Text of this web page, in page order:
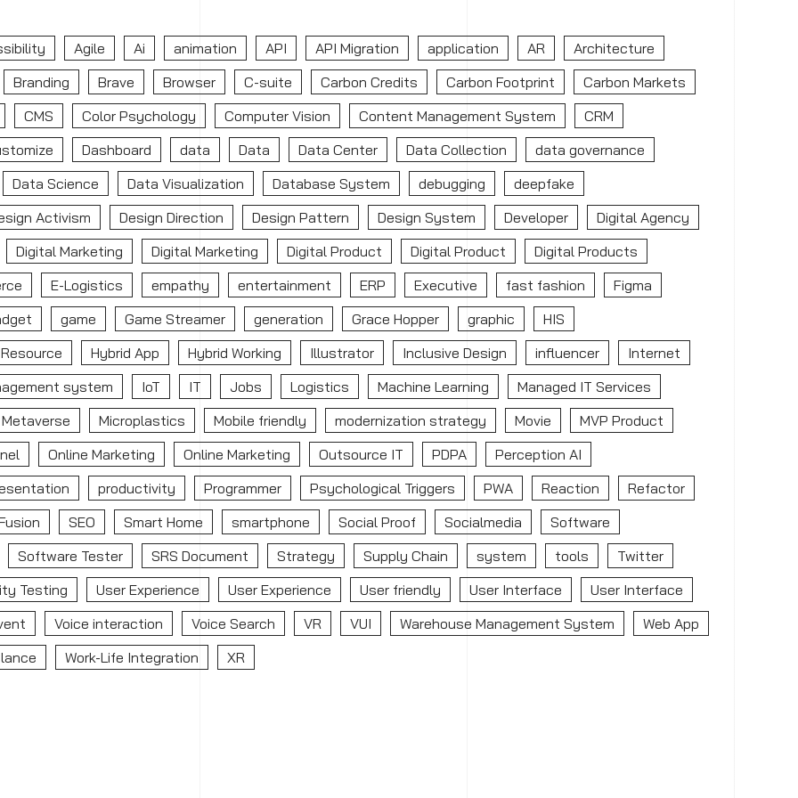
Agile Ai animation API API Migration application AR
Architecture
Branding
Brave Browser C-suite Carbon Credits Carbon Footprint
Carbon Markets
CMS
Color Psychology Computer Vision Content Management System
CRM
Dashboard data Data Data Center Data Collection
data governance
Data Science
Data Visualization Database System debugging
deepfake
Activism
Design Direction Design Pattern Design System Developer
Digital Agency
Digital Marketing
Digital Marketing Digital Product Digital Product
Digital Products
E-Logistics empathy entertainment ERP Executive fast fashion
Figma
game Game Streamer generation Grace Hopper graphic
HIS
Hybrid App Hybrid Working Illustrator Inclusive Design influencer
Internet
system
IoT IT Jobs Logistics Machine Learning
Managed IT Services
Metaverse
Microplastics Mobile friendly modernization strategy Movie
MVP Product
Online Marketing Online Marketing Outsource IT PDPA
Perception AI
productivity Programmer Psychological Triggers PWA Reaction
Refactor
SEO Smart Home smartphone Social Proof Socialmedia
Software
Software Tester
SRS Document Strategy Supply Chain system tools
Twitter
Testing
User Experience User Experience User friendly User Interface
User Interface
Voice interaction Voice Search VR VUI Warehouse Management System
Web App
Work-Life Integration XR